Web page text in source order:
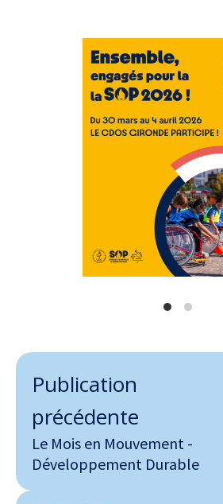
Publication
précédente
Le Mois en Mouvement -
Développement Durable